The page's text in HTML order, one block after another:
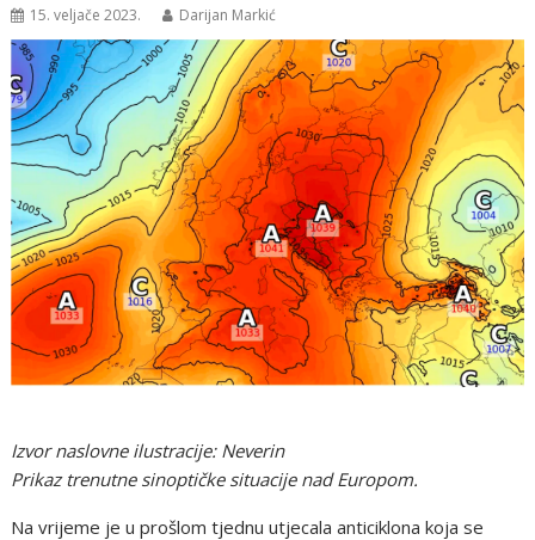
15. veljače 2023. Darijan Markić
Izvor naslovne ilustracije: Neverin
Prikaz trenutne sinoptičke situacije nad Europom.
Na vrijeme je u prošlom tjednu utjecala anticiklona koja se